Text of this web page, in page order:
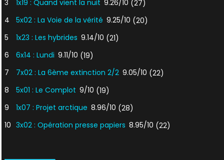
3
1x19 : Quand vient la nuit 9.26/10 (27)
4
5x02 : La Voie de la vérité 9.25/10 (20)
5
1x23 : Les hybrides 9.14/10 (21)
6
6x14 : Lundi 9.11/10 (19)
7
7x02 : La 6ème extinction 2/2 9.05/10 (22)
8
5x01 : Le Complot 9/10 (19)
9
1x07 : Projet arctique 8.96/10 (28)
10 3x02 : Opération presse papiers 8.95/10 (22)